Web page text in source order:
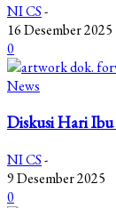
NI CS-
16 Desember 2025
0
News
Diskusi Hari
NI CS-
9 Desember 2025
0